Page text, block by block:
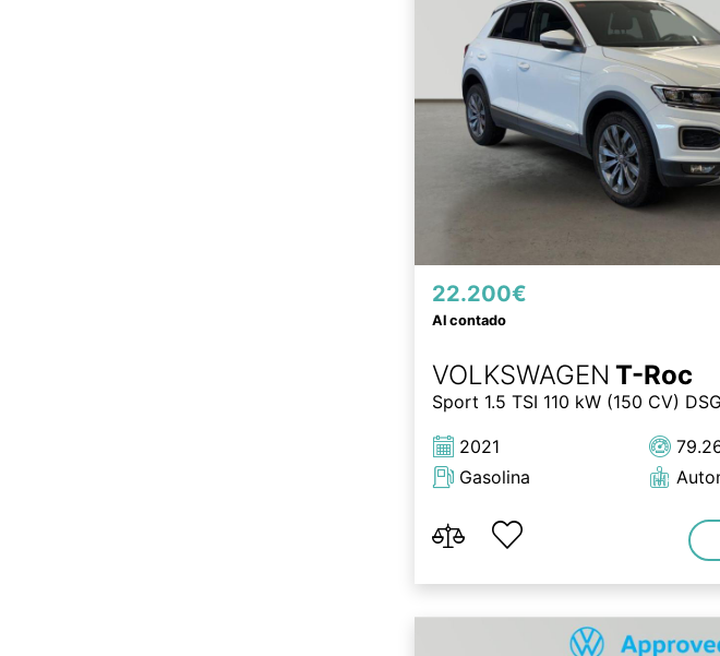
22.200€
Al contado
VOLKSWAGEN T-Roc
Sport 1.5 TSI 110 kW (150 CV) DSG
2021
Gasolina